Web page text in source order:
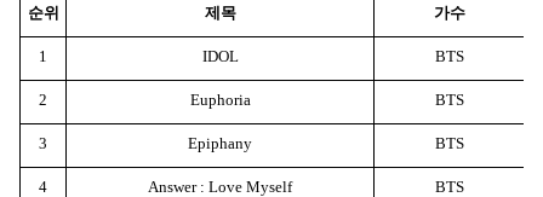
순위 제목 가수
1 IDOL BTS
2 Euphoria BTS
3 Epiphany BTS
4 Answer : Love Myself BTS